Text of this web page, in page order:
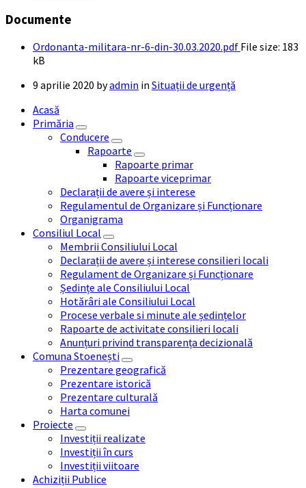
Documente
Ordonanta-militara-nr-6-din-30.03.2020.pdf File size: 183
kB
9 aprilie 2020 byadmin in Situații de urgență
Acasă
Primăria
Conducere
Rapoarte
Rapoarte primar
Rapoarte viceprimar
Declarații de avere și interese
Regulamentul de Organizare și Funcționare
Organigrama
Consiliul Local
Membrii Consiliului Local
Declarații de avere și interese consilieri locali
Regulament de Organizare și Funcționare
Ședințe ale Consiliului Local
Hotărâri ale Consiliului Local
Procese verbale si minute ale ședințelor
Rapoarte de activitate consilieri locali
Anunțuri privind transparența decizională
Comuna Stoenești
Prezentare geografică
Prezentare istorică
Prezentare culturală
Harta comunei
Proiecte
Investiții realizate
Investiții în curs
Investiții viitoare
Achiziții Publice